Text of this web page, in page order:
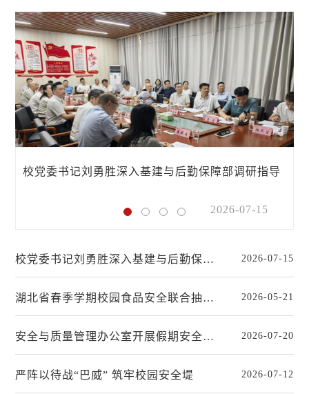
校党委书记刘勇胜深入基建与后勤保障部调研指导
2026-07-15
校党委书记刘勇胜深入基建与后勤保障部调研指导工作 2026-07-15
湖北省春季学期校园食品安全联合抽查组来校督导检查工作 2026-05-21
安全与质量管理办公室开展假期安全检查筑牢校园安全防线 2026-07-20
严阵以待战“巴威” 筑牢校园安全堤 2026-07-12